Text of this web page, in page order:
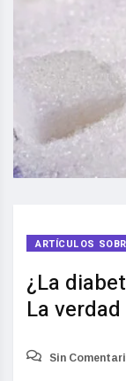
ARTÍCULOS
¿La
La
Sin